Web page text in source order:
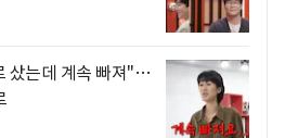
샀는데 계속 빠져"…